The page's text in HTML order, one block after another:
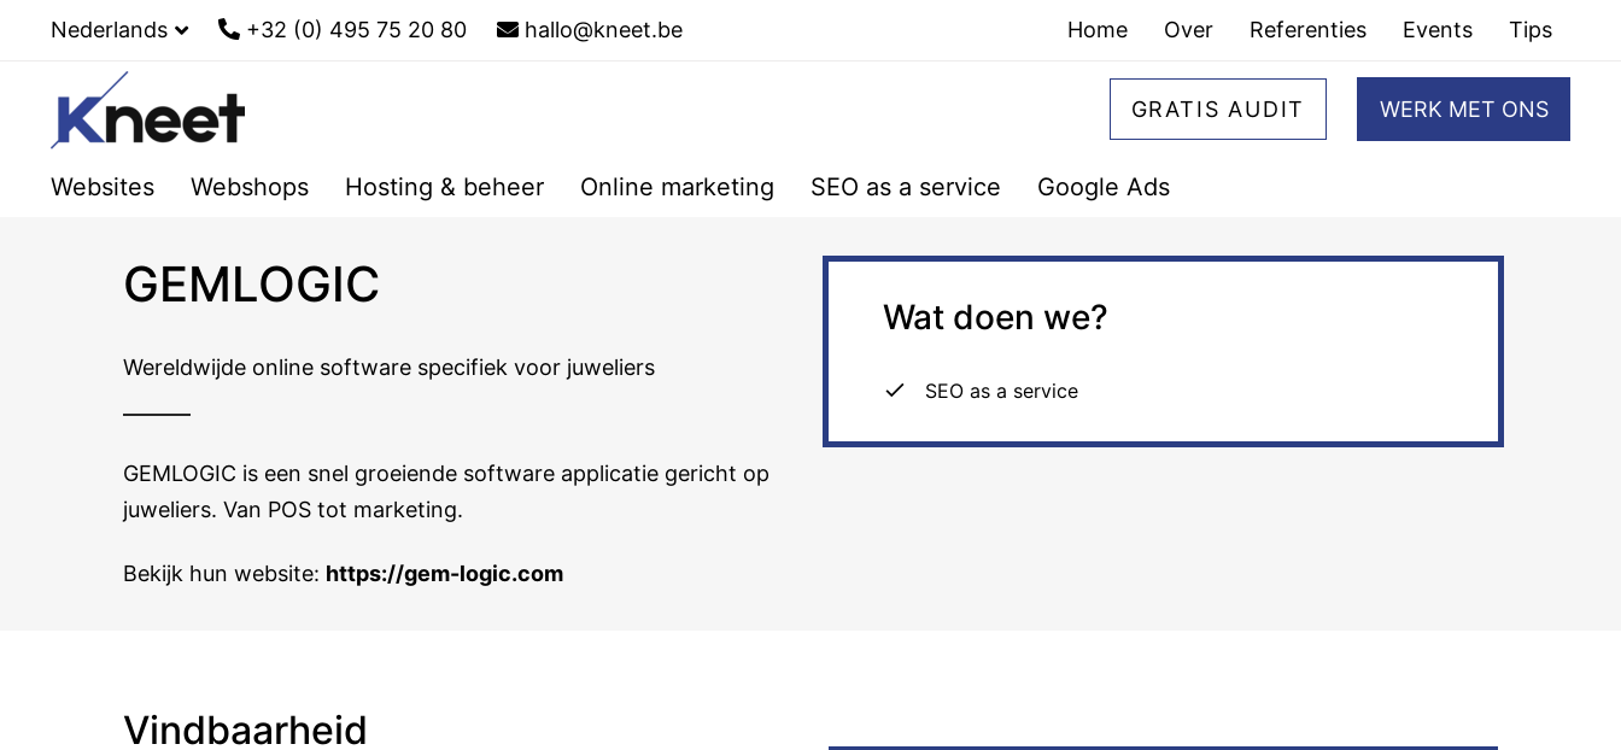
Nederlands +32 (0) 495 75 20 80 hallo@kneet.be Home Over Referenties Events Tips
GRATIS AUDIT WERK MET ONS
Websites Webshops Hosting & beheer Online marketing SEO as a service Google Ads
GEMLOGIC
Wereldwijde online software specifiek voor juweliers
GEMLOGIC is een snel groeiende software applicatie gericht op
juweliers. Van POS tot marketing.
Bekijk hun website: https://gem-logic.com
Wat doen we?
SEO as a service
Vindbaarheid